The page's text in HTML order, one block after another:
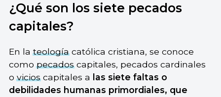
¿Qué son los siete pecados
capitales?
En lateologíacatólica cristiana, se conoce
comopecadoscapitales, pecados cardinales
ovicioscapitales a
las siete faltas o
debilidades humanas primordiales, que